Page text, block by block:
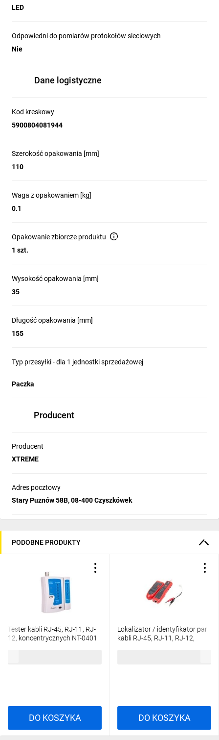
LED
Odpowiedni do pomiarów protokołów sieciowych
Nie
Dane logistyczne
Kod kreskowy
5900804081944
Szerokość opakowania [mm]
110
Waga z opakowaniem [kg]
0.1
Opakowanie zbiorcze produktu
1 szt.
Wysokość opakowania [mm]
35
Długość opakowania [mm]
155
Typ przesyłki - dla 1 jednostki sprzedażowej
Paczka
Producent
Producent
XTREME
Adres pocztowy
Stary Puznów 58B, 08-400 Czyszkówek
PODOBNE PRODUKTY
Tester kabli RJ-45, RJ-11, RJ-
12, koncentrycznych NT-0401
DO KOSZYKA
Lokalizator / identyfikator par
kabli RJ-45, RJ-11, RJ-12,
DO KOSZYKA